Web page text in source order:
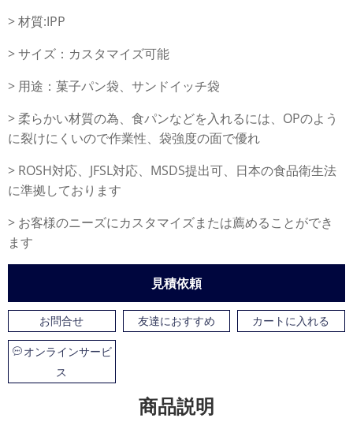
> 材質:IPP
> サイズ：カスタマイズ可能
> 用途：菓子パン袋、サンドイッチ袋
> 柔らかい材質の為、食パンなどを入れるには、OPのよう
に裂けにくいので作業性、袋強度の面で優れ
> ROSH対応、JFSL対応、MSDS提出可、日本の食品衛生法
に準拠しております
> お客様のニーズにカスタマイズまたは薦めることができ
ます
見積依頼
お問合せ 友達におすすめ カートに入れる
オンラインサービ
ス
商品説明